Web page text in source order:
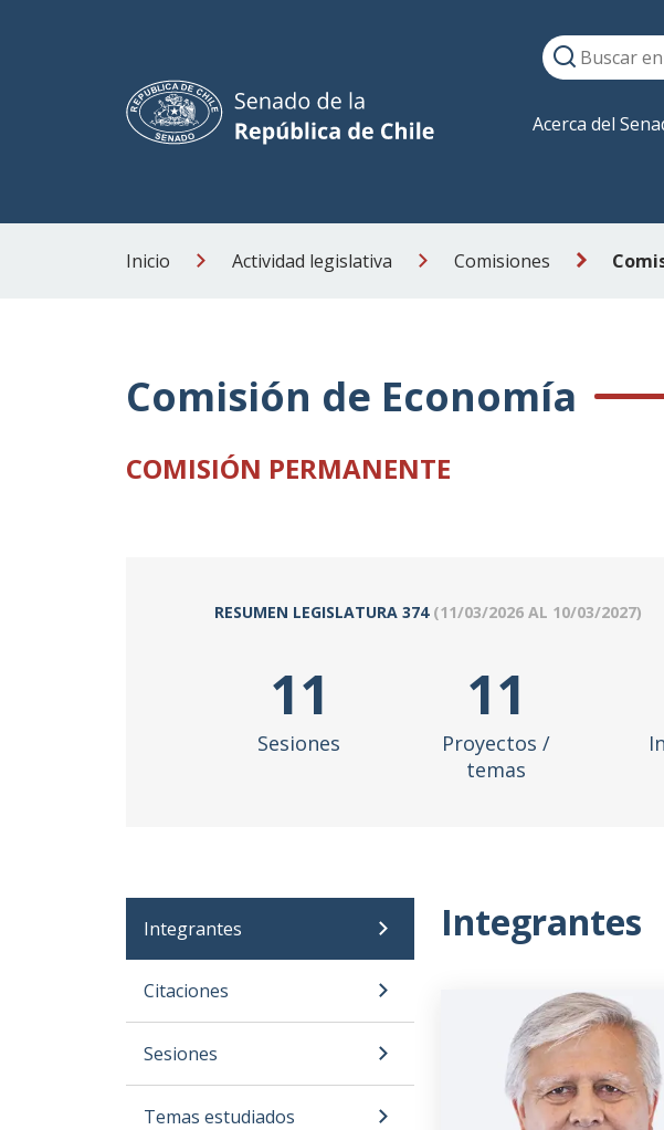
Acerca del
Inicio Actividad legislativa Comisiones
Comisión de Economía
COMISIÓN PERMANENTE
RESUMEN LEGISLATURA 374 (11/03/2026 AL 10/03/2027)
11
Sesiones
11
Proyectos /
temas
Integrantes
Citaciones
Sesiones
Temas estudiados
Integrantes